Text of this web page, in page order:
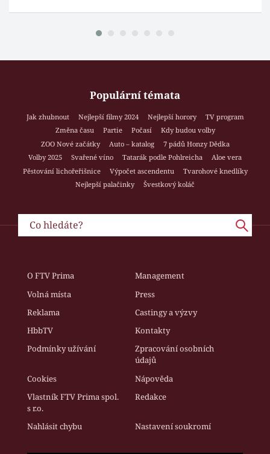
Populární témata
Jak zhubnout Nejlepší filmy 2024 Nejlepší horory
TV program
Změna času
Partie Počasí
Kdy budou volby
ZOO Nové začátky
Auto – katalog
7 pádů Honzy Dědka
Volby 2025
Svařené víno Tatarák podle Pohlreicha
Aloe vera
Pěstování lichořeřišnice
Výpočet ascendentu
Tvarohové knedlíky
Nejlepší palačinky
Švestkový koláč
O FTV Prima
Management
Volná místa
Press
Reklama
Castingy a výzvy
HbbTV
Kontakty
Podmínky užívání
Zpracování osobních
údajů
Cookies
Nápověda
Vlastník FTV Prima spol.
s r.o.
Redakce
Nahlásit chybu Nastavení soukromí